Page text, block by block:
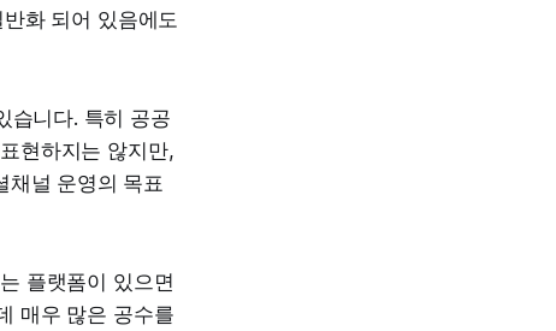
화 되어 있음에도
습니다. 특히 공공
현하지는 않지만,
채널 운영의 목표
플랫폼이 있으면
매우 많은 공수를